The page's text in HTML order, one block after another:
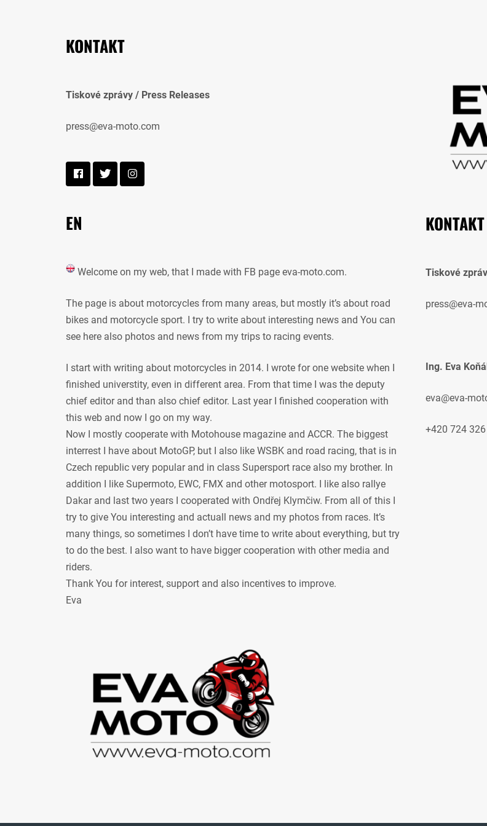
KONTAKT
Tiskové zprávy / Press Releases
press@eva-moto.com
EN
Welcome on my web, that I made with FB page eva-moto.com.
The page is about motorcycles from many areas, but mostly it’s about road
bikes and motorcycle sport. I try to write about interesting news and You can
see here also photos and news from my trips to racing events.
I start with writing about motorcycles in 2014. I wrote for one website when I
finished universtity, even in different area. From that time I was the deputy
chief editor and than also chief editor. Last year I finished cooperation with
this web and now I go on my way.
Now I mostly cooperate with Motohouse magazine and ACCR. The biggest
interrest I have about MotoGP, but I also like WSBK and road racing, that is in
Czech republic very popular and in class Supersport race also my brother. In
addition I like Supermoto, EWC, FMX and other motosport. I like also rallye
Dakar and last two years I cooperated with Ondřej Klymčiw. From all of this I
try to give You interesting and actuall news and my photos from races. It’s
many things, so sometimes I don’t have time to write about everything, but try
to do the best. I also want to have bigger cooperation with other media and
riders.
Thank You for interest, support and also incentives to improve.
Eva
Tiskové
press@eva-
Ing. Eva
eva@eva-
+420 724